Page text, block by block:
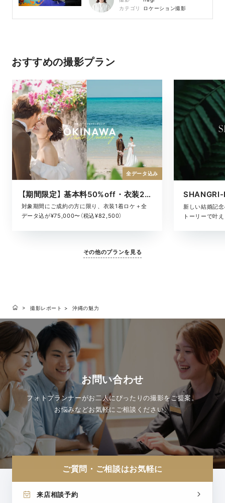
カテゴリ
ロケーション撮影
おすすめの撮影プラン
【期間限定】 基本料50%off・衣装2着ロケ
対象期間にご成約の方に限り、衣装1着ロケ＋全
データ込が¥75,000〜（税込¥82,500）
全データ込み
新しい結婚記念
トーリーで叶
その他のプランを見る
撮影レポート 沖縄の魅力
お問い合わせ
フォトプランナーがお二人にぴったりの撮影をご提案。
お悩みなどお気軽にご相談ください。
ご質問・ご相談はお気軽に
来店相談予約